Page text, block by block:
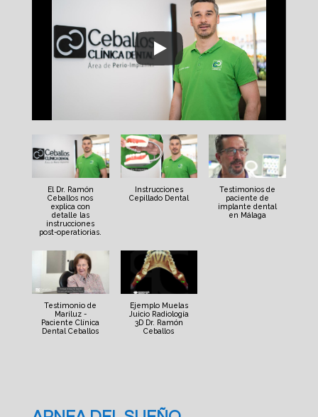
El Dr. Ramón
Ceballos nos
explica con
detalle las
instrucciones
post-operatiorias.
Instrucciones
Cepillado Dental
Testimonios de
paciente de
implante dental
en Málaga
Testimonio de
Mariluz -
Paciente Clínica
Dental Ceballos
Ejemplo Muelas
Juicio Radiología
3D Dr. Ramón
Ceballos